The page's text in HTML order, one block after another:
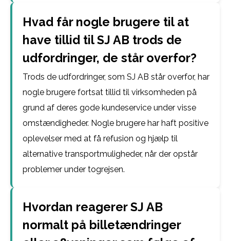
Hvad får nogle brugere til at
have tillid til SJ AB trods de
udfordringer, de står overfor?
Trods de udfordringer, som SJ AB står overfor, har
nogle brugere fortsat tillid til virksomheden på
grund af deres gode kundeservice under visse
omstændigheder. Nogle brugere har haft positive
oplevelser med at få refusion og hjælp til
alternative transportmuligheder, når der opstår
problemer under togrejsen.
Hvordan reagerer SJ AB
normalt på billetændringer